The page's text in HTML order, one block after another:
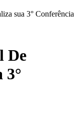
sua 3° Conferência
De
3°